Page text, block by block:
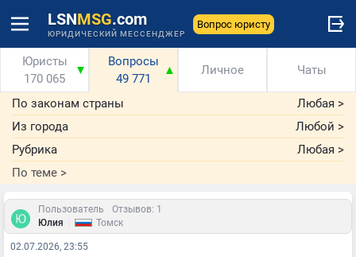
LSNMSG.com
ЮРИДИЧЕСКИЙ МЕССЕНДЖЕР
Вопрос юристу
Юристы
170 065
▼
Вопросы
49 771
▲ Личное Чаты
По законам страны Любая >
Из города
Любой >
Рубрика
Любая >
По теме >
Пользователь
Отзывов: 1
Юлия
Томск
02.07.2026, 23:55